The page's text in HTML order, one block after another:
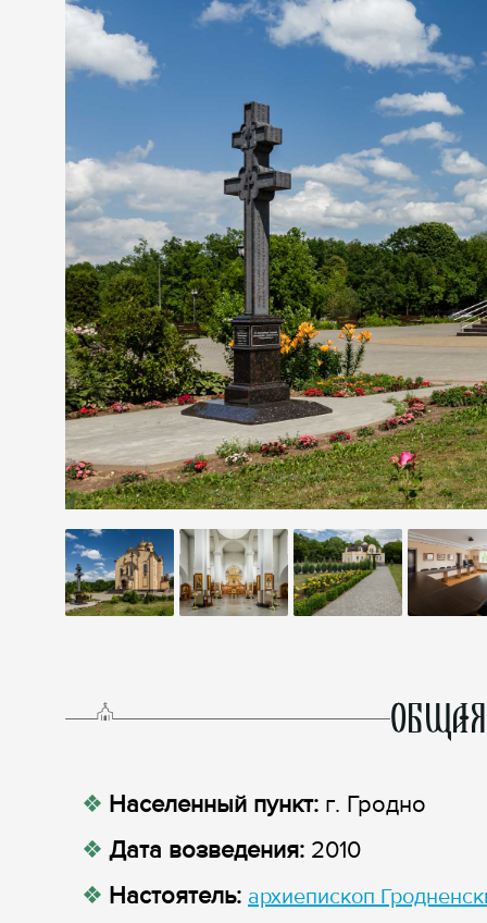
Населенный пункт: г. Гродно
Дата возведения: 2010
Настоятель: архиепископ